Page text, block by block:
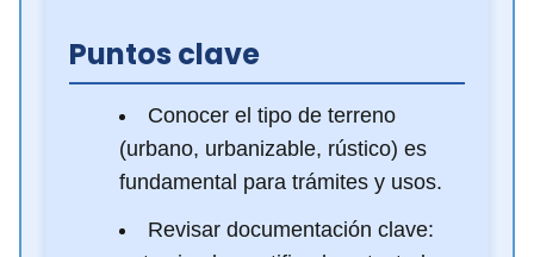
Puntos clave
Conocer el tipo de terreno
(urbano, urbanizable, rústico) es
fundamental para trámites y usos.
Revisar documentación clave: